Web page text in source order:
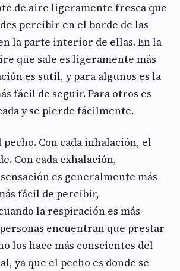
de aire ligeramente fresca que
percibir en el borde de las
la parte interior de ellas. En la
que sale es ligeramente más
es sutil, y para algunos es la
fácil de seguir. Para otros es
y se pierde fácilmente.
pecho. Con cada inhalación, el
Con cada exhalación,
es generalmente más
fácil de percibir,
la respiración es más
encuentran que prestar
los hace más conscientes del
ya que el pecho es donde se